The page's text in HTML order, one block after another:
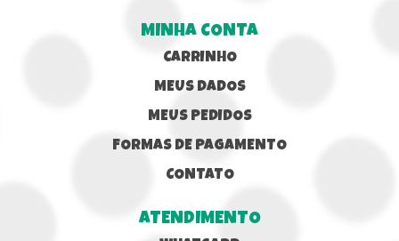
MINHA CONTA
CARRINHO
MEUS DADOS
MEUS PEDIDOS
FORMAS DE PAGAMENTO
CONTATO
ATENDIMENTO